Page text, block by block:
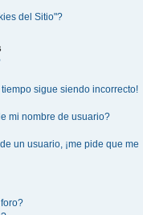
del Sitio"?
sigue siendo incorrecto!
mi nombre de usuario?
un usuario, ¡me pide que me